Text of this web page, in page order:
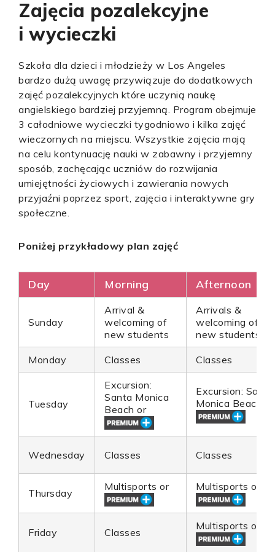
Zajęcia pozalekcyjne
i wycieczki
Szkoła dla dzieci i młodzieży w Los Angeles
bardzo dużą uwagę przywiązuje do dodatkowych
zajęć pozalekcyjnych które uczynią naukę
angielskiego bardziej przyjemną. Program obejmuje
3 całodniowe wycieczki tygodniowo i kilka zajęć
wieczornych na miejscu. Wszystkie zajęcia mają
na celu kontynuację nauki w zabawny i przyjemny
sposób, zachęcając uczniów do rozwijania
umiejętności życiowych i zawierania nowych
przyjaźni poprzez sport, zajęcia i interaktywne gry
społeczne.
Poniżej przykładowy plan zajęć
Day Morning Afternoon
Sunday
Arrival &
welcoming of
new students
Arrivals &
welcoming of
new students
Monday Classes Classes
Tuesday
Excursion:
Santa Monica
Beach or
Excursion: Santa
Monica Beach
Wednesday Classes Classes
Thursday
Multisports or Multisports or
Friday Classes
Multisports or